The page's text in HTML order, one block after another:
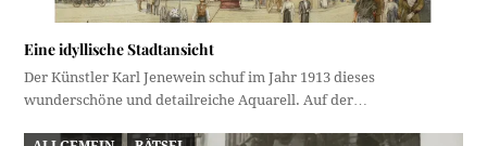
Eine idyllische Stadtansicht
Der Künstler Karl Jenewein schuf im Jahr 1913 dieses
wunderschöne und detailreiche Aquarell. Auf der…